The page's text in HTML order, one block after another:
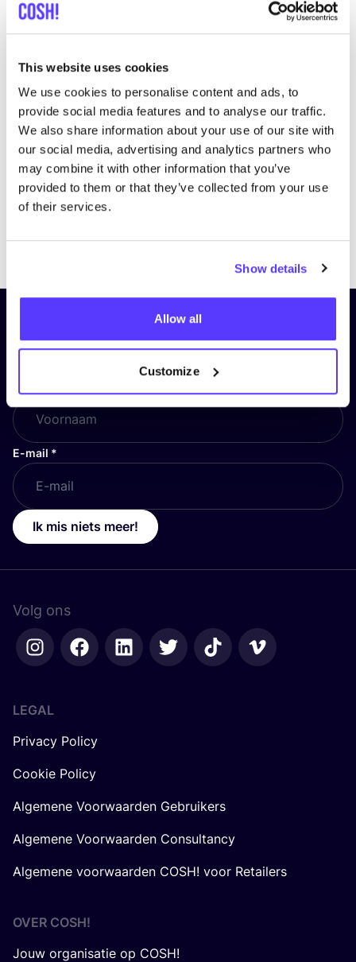
This website uses cookies
We use cookies to personalise content and ads, to
provide social media features and to analyse our traffic.
We also share information about your use of our site with
our social media, advertising and analytics partners who
may combine it with other information that you’ve
provided to them or that they’ve collected from your use
of their services.
Show details
Allow all
Customize
Bezoek website
Previous
Next
Schrijf je in op onze nieuwsbrief
en blijf op de hoogte!
E-mail *
Ik mis niets meer!
Volg ons
LEGAL
Privacy Policy
Cookie Policy
Algemene Voorwaarden Gebruikers
Algemene Voorwaarden Consultancy
Algemene voorwaarden COSH! voor Retailers
OVER COSH!
Jouw organisatie op COSH!